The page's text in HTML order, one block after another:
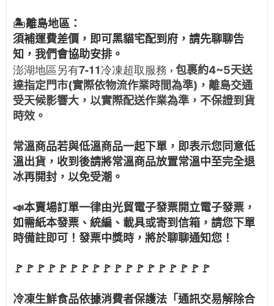
🏝️離島地區：
須補運費差價，即可黑貓宅配到府，請先聊聊告
知，我們會協助安排。
澎湖地區另有7-11冷凍超取服務 ， 包裹約4~5天送
達指定門市(實際依物流作業時間為準)，離島交通
受天候影響大，以實際配送作業為準，不保證到貨
時效。
常溫商品若與低溫商品一起下單，即表示您同意低
溫出貨，收到後請將常溫商品放置常溫中至完全退
冰再開封，以免受潮。
📣本賣場訂單一律由光貿電子發票開立電子發票，
如需紙本發票、統編、載具或寄到信箱，請您下單
時備註即可！發票中獎時，將於聊聊通知您！
🚩🚩🚩🚩🚩🚩🚩🚩🚩🚩🚩🚩🚩🚩🚩🚩🚩🚩
冷凍生鮮食品依據消費者保護法「通訊交易解除合